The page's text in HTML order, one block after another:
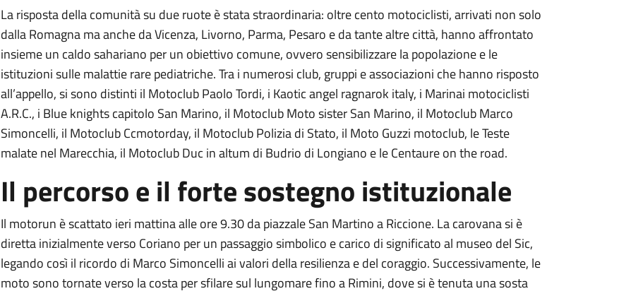
La risposta della comunità su due ruote è stata straordinaria: oltre cento motociclisti, arrivati non solo
dalla Romagna ma anche da Vicenza, Livorno, Parma, Pesaro e da tante altre città, hanno affrontato
insieme un caldo sahariano per un obiettivo comune, ovvero sensibilizzare la popolazione e le
istituzioni sulle malattie rare pediatriche. Tra i numerosi club, gruppi e associazioni che hanno risposto
all’appello, si sono distinti il Motoclub Paolo Tordi, i Kaotic angel ragnarok italy, i Marinai motociclisti
A.R.C., i Blue knights capitolo San Marino, il Motoclub Moto sister San Marino, il Motoclub Marco
Simoncelli, il Motoclub Ccmotorday, il Motoclub Polizia di Stato, il Moto Guzzi motoclub, le Teste
malate nel Marecchia, il Motoclub Duc in altum di Budrio di Longiano e le Centaure on the road.
Il percorso e il forte sostegno istituzionale
Il motorun è scattato ieri mattina alle ore 9.30 da piazzale San Martino a Riccione. La carovana si è
diretta inizialmente verso Coriano per un passaggio simbolico e carico di significato al museo del Sic,
legando così il ricordo di Marco Simoncelli ai valori della resilienza e del coraggio. Successivamente, le
moto sono tornate verso la costa per sfilare sul lungomare fino a Rimini, dove si è tenuta una sosta